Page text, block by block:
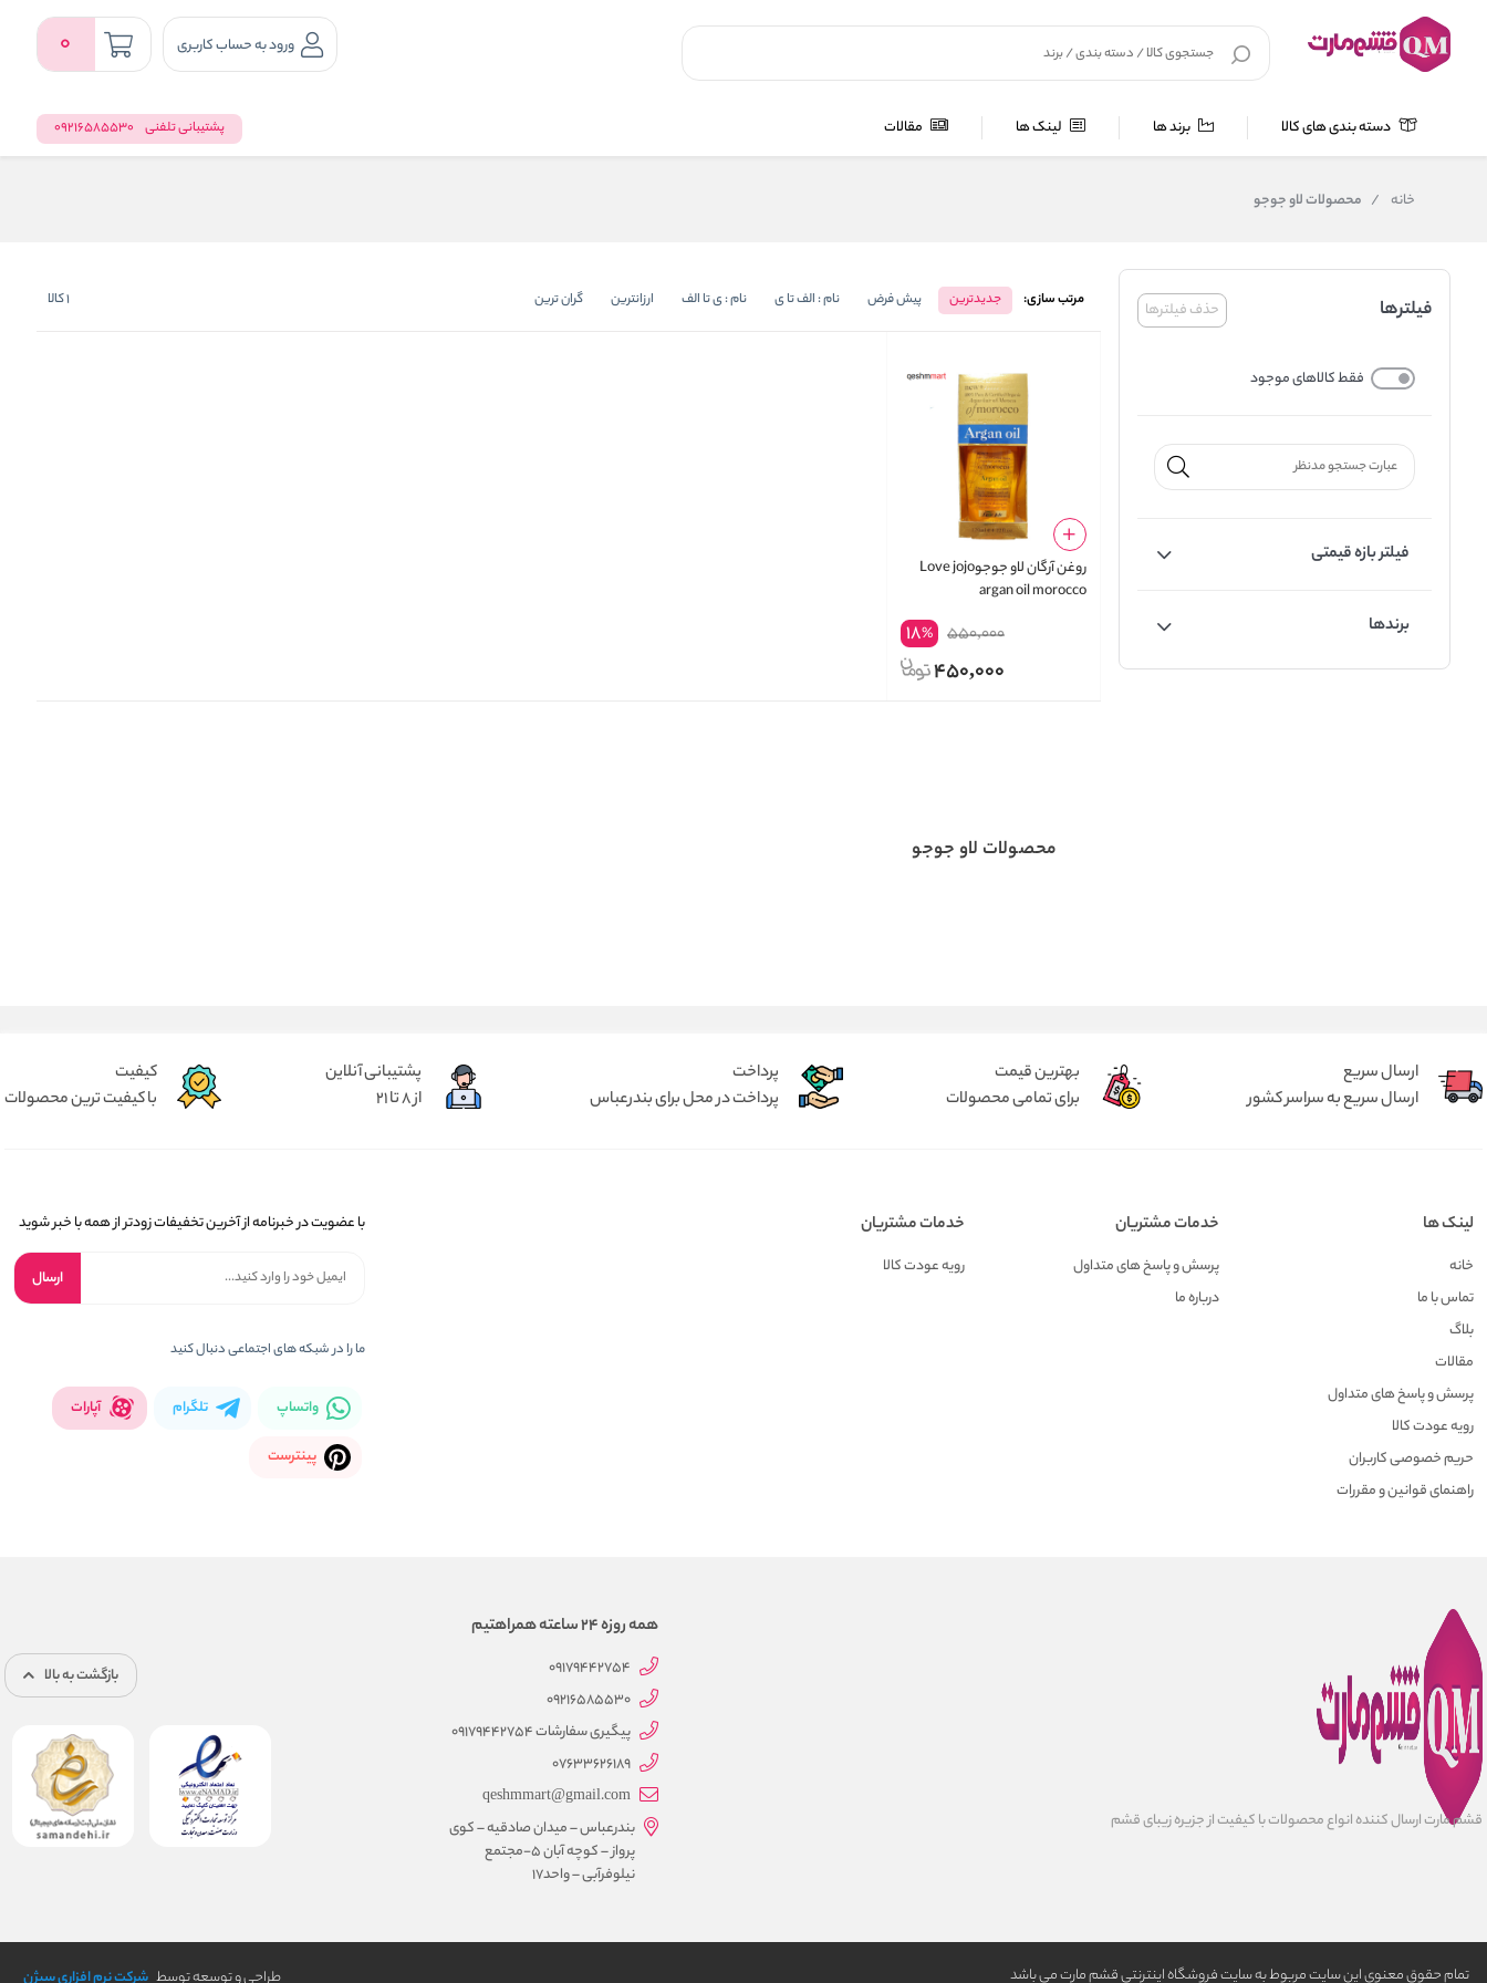
ورود به حساب کاربری 0
دسته بندی های کالا برند ها لینک ها مقالات پشتیبانی تلفنی 09216585530
خانه / محصولات لاو جوجو
حذف فیلترها فیلترها
فقط کالاهای موجود
فیلتر بازه قیمتی
برندها
مرتب سازی: جدیدترین پیش فرض نام : الف تا ی نام : ی تا الف ارزانترین گران ترین 1کالا
روغن آرگان لاو جوجوLove jojo
argan oil morocco
550,000
18%
450,000
محصولات لاو جوجو
ارسال سریع
ارسال سریع به سراسر کشور
بهترین قیمت
برای تمامی محصولات
پرداخت
پرداخت در محل برای بندرعباس
پشتیبانی آنلاین
از 8 تا 21
کیفیت
با کیفیت ترین محصولات
لینک ها
خانه
تماس با ما
بلاگ
مقالات
پرسش و پاسخ های متداول
رویه عودت کالا
حریم خصوصی کاربران
راهنمای قوانین و مقررات
خدمات مشتریان
پرسش و پاسخ های متداول
درباره ما
خدمات مشتریان
رویه عودت کالا
با عضویت در خبرنامه از آخرین تخفیفات زودتر از همه با خبر شوید
ارسال
ما را در شبکه های اجتماعی دنبال کنید
واتساپ تلگرام آپارات
پینترست
قشم مارت ارسال کننده انواع محصولات با کیفیت از جزیره زیبای قشم
همه روزه 24 ساعته همراهتیم
09179442754
09216585530
پیگیری سفارشات 09179442754
07633626189
qeshmmart@gmail.com
بندرعباس – میدان صادقیه – کوی
پرواز – کوچه آبان 5-مجتمع
نیلوفرآبی – واحد17
بازگشت به بالا
تمام حقوق معنوی این سایت مربوط به سایت فروشگاه اینترنتی قشم مارت می باشد